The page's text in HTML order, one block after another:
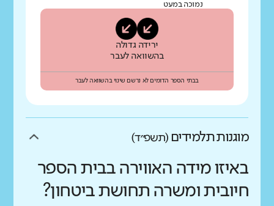
נמוכה במעט
ירידה גדולה
בהשוואה לעבר
בבתי הספר הדומים לא נרשם שינוי בהשוואה לעבר
מוגנות תלמידים (תשפ״ד)
באיזו מידה האווירה בבית הספר
חיובית ומשרה תחושת ביטחון?